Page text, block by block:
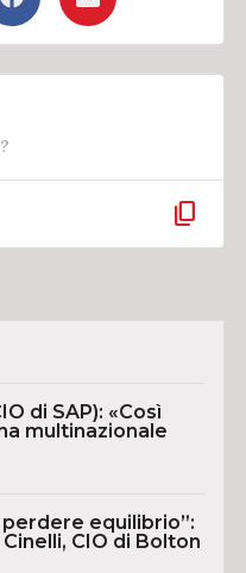
content_copy
di SAP): «Così
multinazionale
equilibrio”:
CIO di Bolton